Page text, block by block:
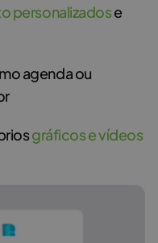
personalizadose
agenda ou
gráficos e vídeos